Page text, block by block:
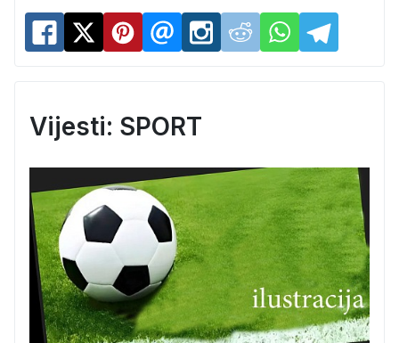
Vijesti: SPORT